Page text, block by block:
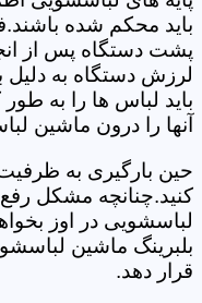
باید محکم شده
پشت دستگاه پس از
لرزش دستگاه به دلیل
باید لباس ها را به
آنها را درون ماشین
حین بارگیری به
کنید.چنانچه مشکل
لباسشویی در اوز
بلبرینگ ماشین
قرار دهد.